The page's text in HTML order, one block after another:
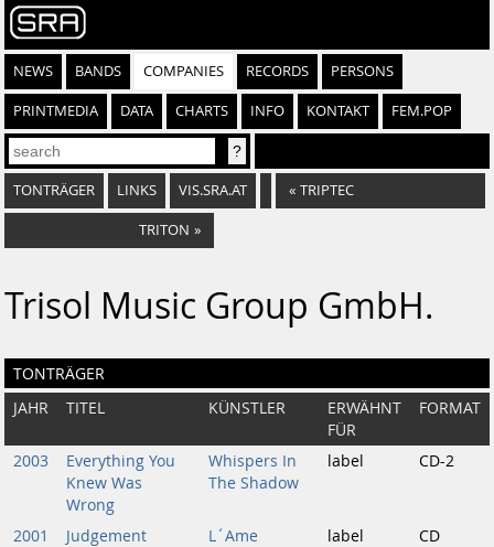
NEWS BANDS COMPANIES RECORDS PERSONS
PRINTMEDIA DATA CHARTS INFO KONTAKT FEM.POP
TONTRÄGER LINKS VIS.SRA.AT « TRIPTEC
TRITON »
Trisol Music Group GmbH.
TONTRÄGER
JAHR TITEL KÜNSTLER
ERWÄHNT
FÜR
FORMAT
2003
Everything You
Knew Was
Wrong
Whispers In
The Shadow
label CD-2
2001 Judgement
L´Ame
label CD